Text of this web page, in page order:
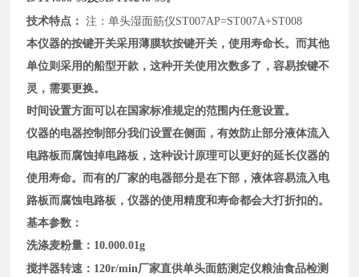
技术特点：
注：单头湿面筋仪ST007AP=ST007A+ST008
本仪器的按键开关采用薄膜软按键开关，使用寿命长。而其他
单位则采用的船型开款，这种开关使用次数多了，容易按键不
灵，需要更换。
时间设置方面可以在国家标准规定的范围内任意设置。
仪器的电器控制部分我们设置在侧面，有效防止部分液体流入
电路板而腐蚀掉电路板，这种设计原理可以更好的延长仪器的
使用寿命。而有的厂家的电器部分是在下部，液体容易流入电
路板而腐蚀电路板，仪器的使用精度和寿命都会大打折扣的。
基本参数：
洗涤麦粉量：10.000.01g
搅拌器转速：120r/min厂家直供单头面筋测定仪粮油食品检测